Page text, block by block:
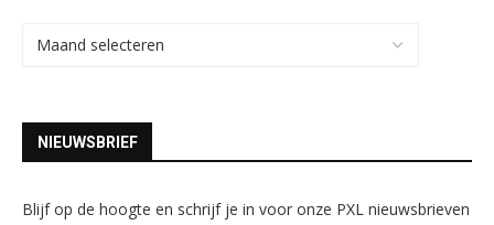
NIEUWSBRIEF
Blijf op de hoogte en schrijf je in voor onze PXL nieuwsbrieven